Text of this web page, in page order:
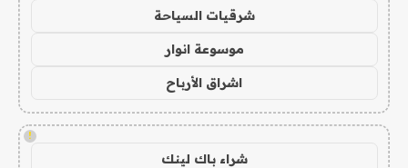
شرقيات السياحة
موسوعة انوار
اشراق الأرباح
!
شراء باك لينك